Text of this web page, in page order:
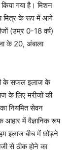
गया है। मिशन
मित्र के रूप में आगे
(उम्र 0-18 वर्ष)
के 20, अंबाला
के सफल इलाज के
के लिए मरीजों की
का नियमित सेवन
आहार में वैज्ञानिक रूप
इलाज बीच में छोड़ने
से ठीक होने का